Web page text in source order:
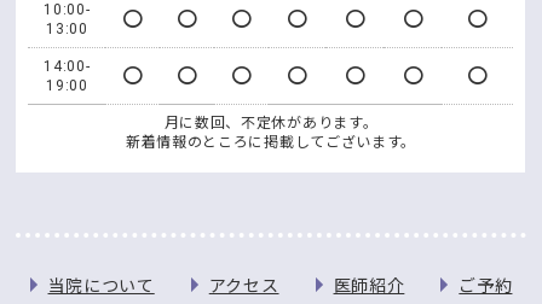
10:00-
13:00
〇 〇 〇 〇 〇 〇 〇
14:00-
19:00
〇 〇 〇 〇 〇 〇 〇
月に数回、不定休があります。
新着情報のところに掲載してございます。
当院について アクセス 医師紹介 ご予約